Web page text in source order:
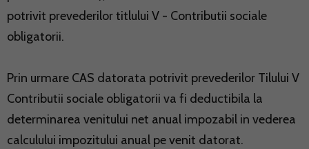
potrivit prevederilor titlului V - Contributii sociale
obligatorii.
Prin urmare CAS datorata potrivit prevederilor Tilului V
Contributii sociale obligatorii va fi deductibila la
determinarea venitului net anual impozabil in vederea
calculului impozitului anual pe venit datorat.